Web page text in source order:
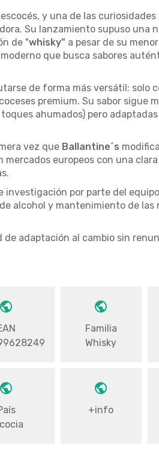
escocés, y una de las
Su lanzamiento supuso una
de "whisky" a pesar de su
que busca sabores
de forma más versátil: solo
premium. Su sabor sigue
ahumados) pero
vez que Ballantine´s
europeos con una
investigación por parte del
alcohol y mantenimiento de las
adaptación al cambio sin
Familia
Whisky
+info